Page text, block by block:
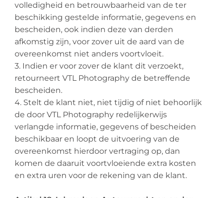
volledigheid en betrouwbaarheid van de ter
beschikking gestelde informatie, gegevens en
bescheiden, ook indien deze van derden
afkomstig zijn, voor zover uit de aard van de
overeenkomst niet anders voortvloeit.
3. Indien er voor zover de klant dit verzoekt,
retourneert VTL Photography de betreffende
bescheiden.
4. Stelt de klant niet, niet tijdig of niet behoorlijk
de door VTL Photography redelijkerwijs
verlangde informatie, gegevens of bescheiden
beschikbaar en loopt de uitvoering van de
overeenkomst hierdoor vertraging op, dan
komen de daaruit voortvloeiende extra kosten
en extra uren voor de rekening van de klant.